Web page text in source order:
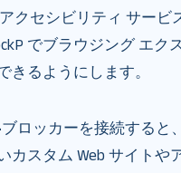
アクセシビリティ サービ
でブラウジング エク
きるようにします。
ブロッカーを接続すると
カスタム Web サイトや